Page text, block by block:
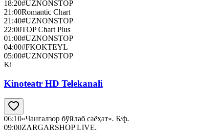
18:20#UZNONSTOP
21:00Romantic Chart
21:40#UZNONSTOP
22:00TOP Chart Plus
01:00#UZNONSTOP
04:00#FKOKTEYL
05:00#UZNONSTOP
Ki
Kinoteatr HD Telekanali
06:10«Чангалзор бўйлаб саёҳат». Б/ф.
09:00ZARGARSHOP LIVE.